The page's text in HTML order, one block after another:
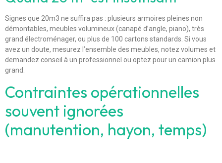
Signes que 20m3 ne suffira pas : plusieurs armoires pleines non
démontables, meubles volumineux (canapé d’angle, piano), très
grand électroménager, ou plus de 100 cartons standards. Si vous
avez un doute, mesurez l’ensemble des meubles, notez volumes et
demandez conseil à un professionnel ou optez pour un camion plus
grand.
Contraintes opérationnelles
souvent ignorées
(manutention, hayon, temps)